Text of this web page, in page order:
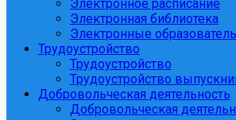
Электронное расписание
Электронная библиотека
Электронные
Трудоустройство
Трудоустройство
Трудоустройство
Добровольческая деятельность
Добровольческая